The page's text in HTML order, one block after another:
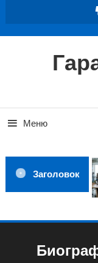
Меню
Заголовок